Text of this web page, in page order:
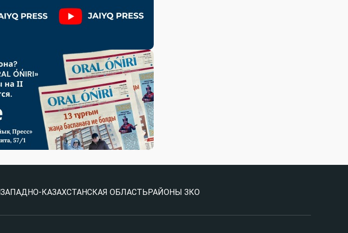
ЗАПАДНО-КАЗАХСТАНСКАЯ ОБЛАСТЬ РАЙОНЫ ЗКО